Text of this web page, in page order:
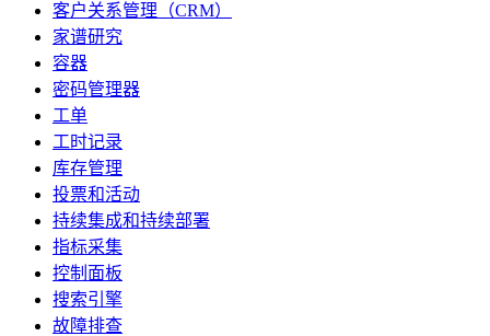
客户关系管理（CRM）
家谱研究
容器
密码管理器
工单
工时记录
库存管理
投票和活动
持续集成和持续部署
指标采集
控制面板
搜索引擎
故障排查